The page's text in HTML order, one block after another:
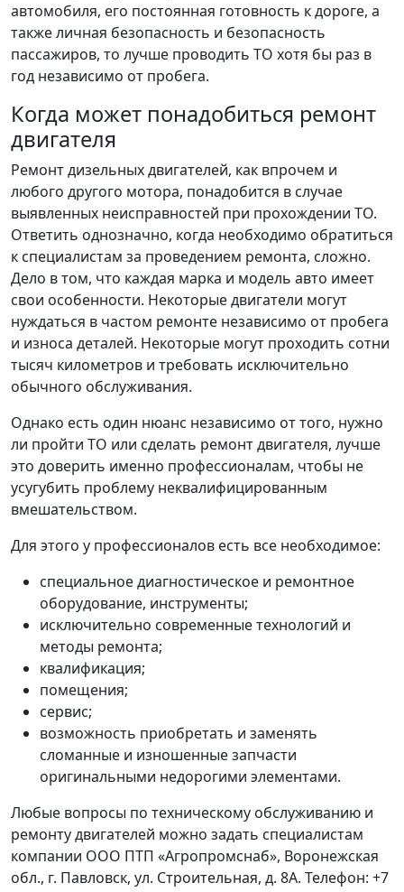
автомобиля, его постоянная готовность к дороге, а
также личная безопасность и безопасность
пассажиров, то лучше проводить ТО хотя бы раз в
год независимо от пробега.
Когда может понадобиться ремонт
двигателя
Ремонт дизельных двигателей, как впрочем и
любого другого мотора, понадобится в случае
выявленных неисправностей при прохождении ТО.
Ответить однозначно, когда необходимо обратиться
к специалистам за проведением ремонта, сложно.
Дело в том, что каждая марка и модель авто имеет
свои особенности. Некоторые двигатели могут
нуждаться в частом ремонте независимо от пробега
и износа деталей. Некоторые могут проходить сотни
тысяч километров и требовать исключительно
обычного обслуживания.
Однако есть один нюанс независимо от того, нужно
ли пройти ТО или сделать ремонт двигателя, лучше
это доверить именно профессионалам, чтобы не
усугубить проблему неквалифицированным
вмешательством.
Для этого у профессионалов есть все необходимое:
специальное диагностическое и ремонтное
оборудование, инструменты;
исключительно современные технологий и
методы ремонта;
квалификация;
помещения;
сервис;
возможность приобретать и заменять
сломанные и изношенные запчасти
оригинальными недорогими элементами.
Любые вопросы по техническому обслуживанию и
ремонту двигателей можно задать специалистам
компании ООО ПТП «Агропромснаб», Воронежская
обл., г. Павловск, ул. Строительная, д. 8А. Телефон: +7